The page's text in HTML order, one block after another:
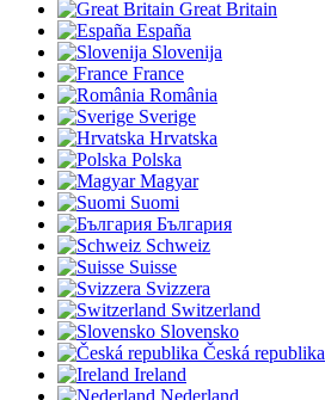
Great Britain
España
Slovenija
France
România
Sverige
Hrvatska
Polska
Magyar
Suomi
България
Schweiz
Suisse
Svizzera
Switzerland
Slovensko
Česká republika
Ireland
Nederland